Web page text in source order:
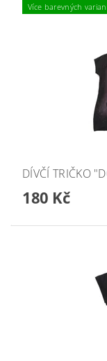
Více barevných
DÍVČÍ TRIČKO
180 Kč